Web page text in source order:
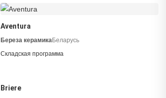
Aventura
Береза керамикаБеларусь
Складская программа
Briere